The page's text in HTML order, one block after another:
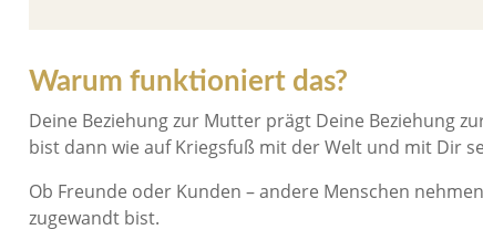
Warum funktioniert das?
Deine Beziehung zur Mutter prägt Deine Beziehung
bist dann wie auf Kriegsfuß mit der Welt und mit Dir
Ob Freunde oder Kunden – andere Menschen
zugewandt bist.